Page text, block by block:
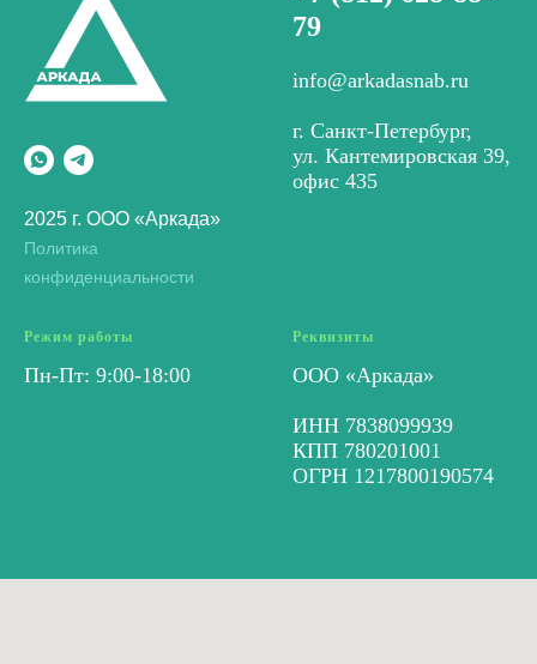
2025 г. ООО «Аркада»
Политика
конфиденциальности
79
info@arkadasnab.ru
г. Санкт-Петербург,
ул. Кантемировская 39,
офис 435
Режим работы
Пн-Пт: 9:00-18:00
Реквизиты
ООО «Аркада»
ИНН 7838099939
КПП 780201001
ОГРН 1217800190574